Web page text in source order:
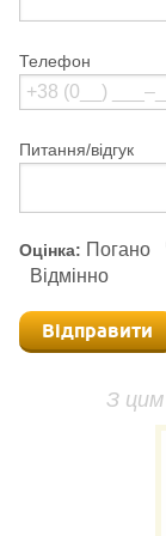
Телефон
Питання/відгук
Оцінка: Погано
Відмінно
Відправити
З